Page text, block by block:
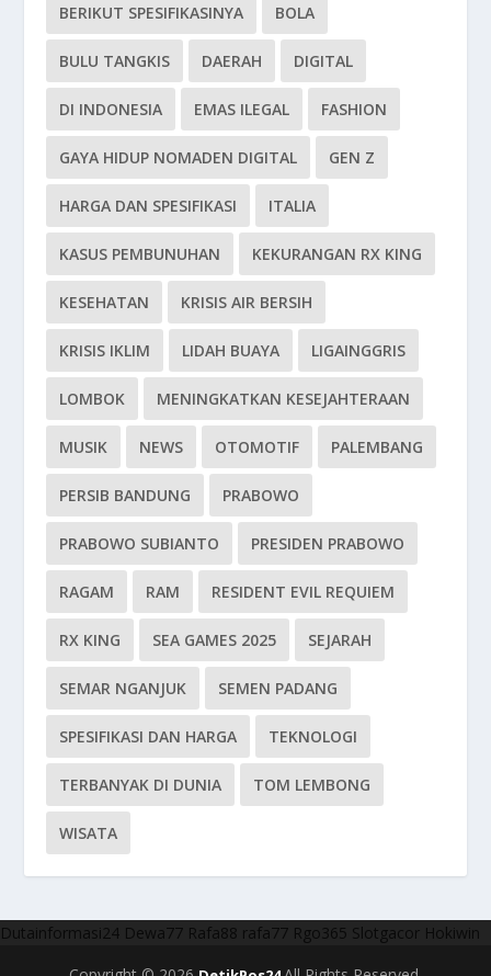
BERIKUT SPESIFIKASINYA BOLA
BULU TANGKIS DAERAH DIGITAL
DI INDONESIA EMAS ILEGAL FASHION
GAYA HIDUP NOMADEN DIGITAL GEN Z
HARGA DAN SPESIFIKASI ITALIA
KASUS PEMBUNUHAN KEKURANGAN RX KING
KESEHATAN KRISIS AIR BERSIH
KRISIS IKLIM LIDAH BUAYA LIGAINGGRIS
LOMBOK MENINGKATKAN KESEJAHTERAAN
MUSIK NEWS OTOMOTIF PALEMBANG
PERSIB BANDUNG PRABOWO
PRABOWO SUBIANTO PRESIDEN PRABOWO
RAGAM RAM RESIDENT EVIL REQUIEM
RX KING SEA GAMES 2025 SEJARAH
SEMAR NGANJUK SEMEN PADANG
SPESIFIKASI DAN HARGA TEKNOLOGI
TERBANYAK DI DUNIA TOM LEMBONG
WISATA
Dutainformasi24 Dewa77 Rafa88 rafa77 Rgo365 Slotgacor Hokiwin